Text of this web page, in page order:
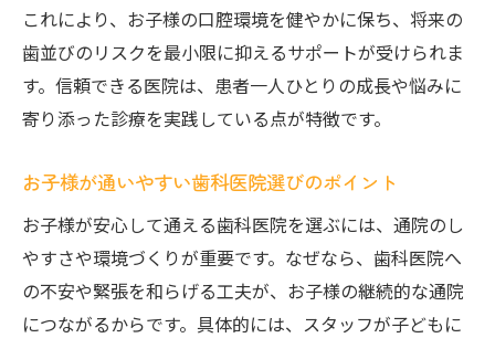
これにより、お子様の口腔環境を健やかに保ち、将来の
歯並びのリスクを最小限に抑えるサポートが受けられま
す。信頼できる医院は、患者一人ひとりの成長や悩みに
寄り添った診療を実践している点が特徴です。
お子様が通いやすい歯科医院選びのポイント
お子様が安心して通える歯科医院を選ぶには、通院のし
やすさや環境づくりが重要です。なぜなら、歯科医院へ
の不安や緊張を和らげる工夫が、お子様の継続的な通院
につながるからです。具体的には、スタッフが子どもに